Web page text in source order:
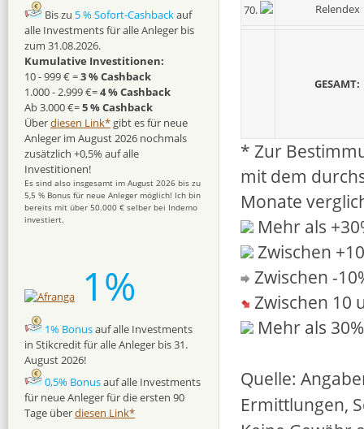
70. Relendex
GESAMT:
* Zur
mit dem
Monate
Mehr als
Zwischen
Zwischen -
Zwischen 10
Mehr als
Quelle:
Ermittlungen,
Bis zu 5 % Sofort-Cashbackauf
alle Investments für alle Anleger bis
zum 31.08.2026.
Kumulative Investitionen:
10 - 999 € =3 % Cashback
1.000 - 2.999 €=4 % Cashback
Ab 3.000 €=5 % Cashback
Überdiesen Link* gibt es für neue
Anleger im August 2026 nochmals
zusätzlich +0,5% auf alle
Investitionen!
Es sind also insgesamt im August 2026 bis zu
5,5 % Bonus für neue Anleger möglich! Ich bin
bereits mit über 50.000 € selber bei Indemo
investiert.
1%
1% Bonusauf alle Investments
in Stikcredit für alle Anleger bis 31.
August 2026!
0,5% Bonusauf alle Investments
für neue Anleger für die ersten 90
Tage überdiesen Link*